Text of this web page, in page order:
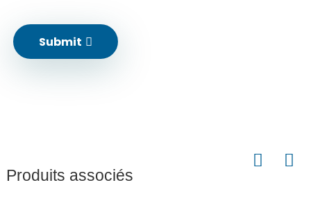
Submit
Produits associés